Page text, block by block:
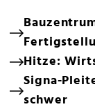
Hitze:
Signa-
schwer